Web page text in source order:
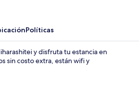
Políticas
y disfruta tu estancia en
sin costo extra, están wifi y